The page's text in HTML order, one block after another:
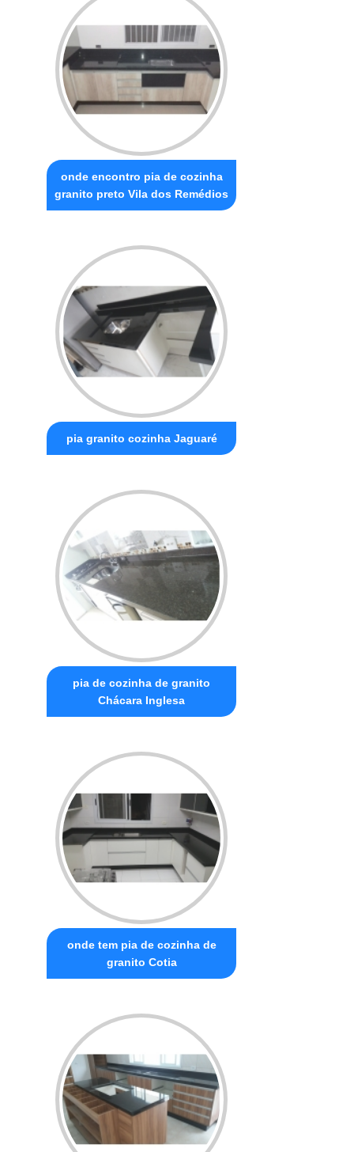
onde encontro pia de cozinha
granito preto Vila dos Remédios
pia granito cozinha Jaguaré
pia de cozinha de granito
Chácara Inglesa
onde tem pia de cozinha de
granito Cotia